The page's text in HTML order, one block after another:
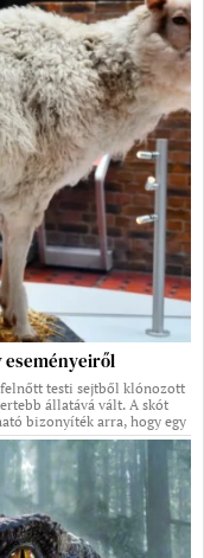
eseményeiről
testi sejtből klónozott
állatává vált. A skót
bizonyíték arra, hogy egy